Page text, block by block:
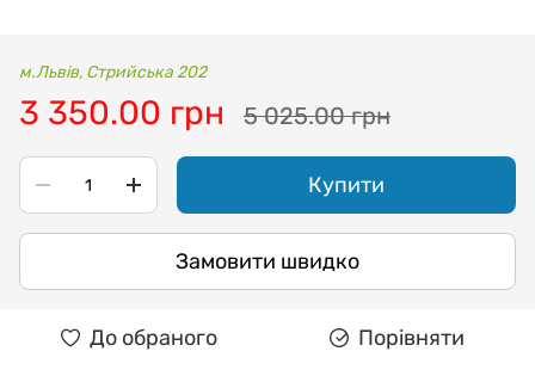
м.Львів, Стрийська 202
3 350.00 грн 5 025.00 грн
Купити
Замовити швидко
До обраного Порівняти